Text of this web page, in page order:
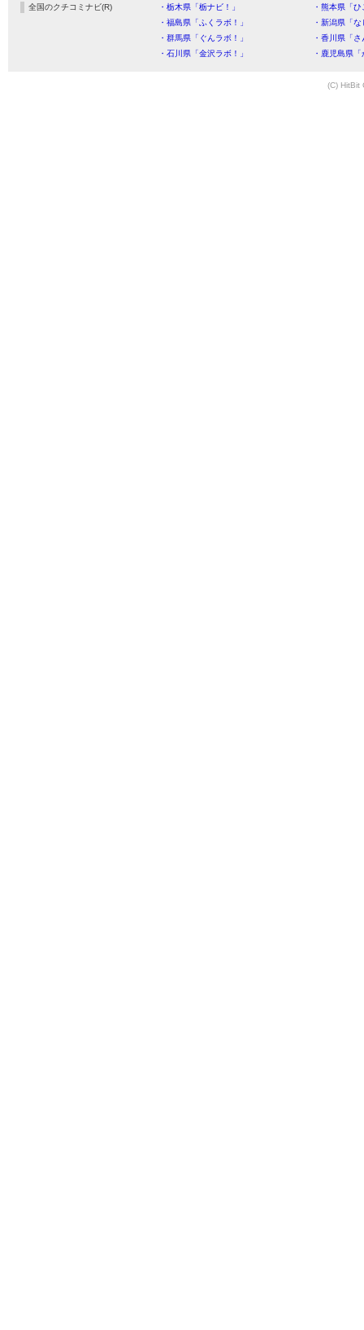
全国のクチコミナビ(R) ・栃木県「栃ナビ！」
・熊本県「
・福島県「ふくラボ！」
・新潟県「
・群馬県「ぐんラボ！」
・香川県「
・石川県「金沢ラボ！」
・鹿児島県
(C) HitBit